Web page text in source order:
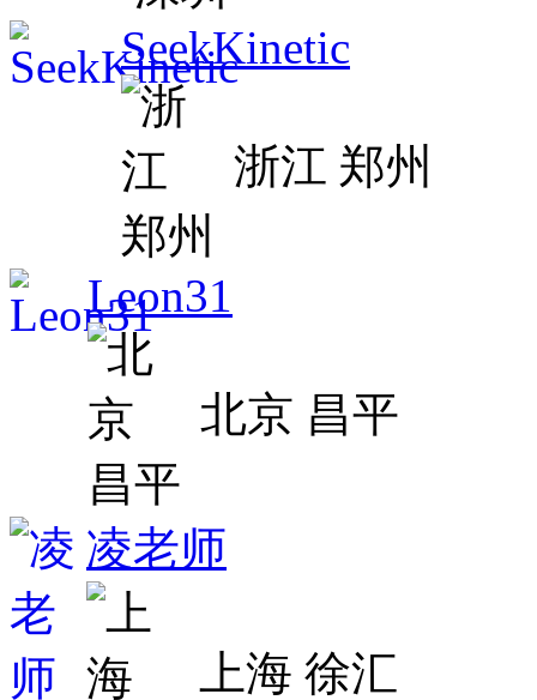
SeekKinetic
浙江 郑州
Leon31
北京 昌平
凌老师
上海 徐汇